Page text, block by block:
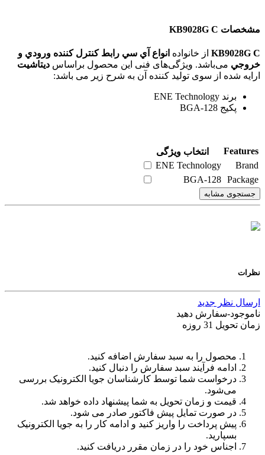
مشخصات KB9028G C
KB9028G C از خانواده انواع آي سي رابط کنترل کننده ورودي و
خروجي
دیتاشیت
ارایه شده از سوی تولید کننده آن به شرح زیر می باشد:
برند ENE Technology
پکیج BGA-128
Features
انتخاب ویژگی
Brand
ENE Technology
Package
BGA-128
جستجوی مشابه
نظرات
ارسال نظر جدید
ناموجود-سفارش دهید
زمان تحویل 31 روزه
محصول را به سبد سفارش اضافه کنید.
ادامه فرآیند سبد سفارش را دنبال کنید.
درخواست شما توسط کارشناسان جویا الکترونیک بررسی
می‌شود.
قیمت و زمان تحویل به شما پیشنهاد داده خواهد شد.
در صورت تمایل پیش فاکتور صادر می شود.
پیش پرداخت را واریز کنید و ادامه کار را به جویا الکترونیک
بسپارید.
اجناس خود را در زمان مقرر دریافت کنید.